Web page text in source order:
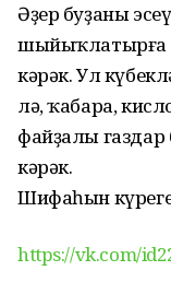
Әҙер буҙаны
шыйыҡлатырға
кәрәк. Ул
лә, ҡабара,
файҙалы газдар
кәрәк.
Шифаһын
https://vk.com/